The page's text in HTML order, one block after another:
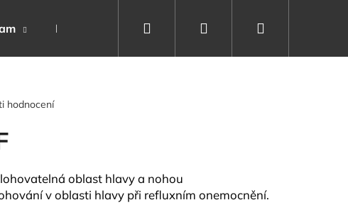
Dárkové poukazy Vše o spánku
Přihlášení
hodnocení
oblast hlavy a nohou
v oblasti hlavy při refluxním onemocnění.